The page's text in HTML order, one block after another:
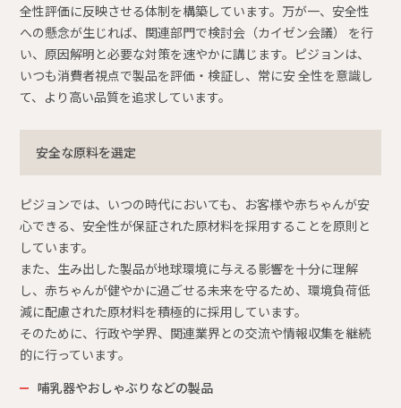
全性評価に反映させる体制を構築しています。万が一、安全性
への懸念が生じれば、関連部門で検討会（カイゼン会議） を行
い、原因解明と必要な対策を速やかに講じます。ピジョンは、
いつも消費者視点で製品を評価・検証し、常に安 全性を意識し
て、より高い品質を追求しています。
安全な原料を選定
ピジョンでは、いつの時代においても、お客様や赤ちゃんが安
心できる、安全性が保証された原材料を採用することを原則と
しています。
また、生み出した製品が地球環境に与える影響を十分に理解
し、赤ちゃんが健やかに過ごせる未来を守るため、環境負荷低
減に配慮された原材料を積極的に採用しています。
そのために、行政や学界、関連業界との交流や情報収集を継続
的に行っています。
哺乳器やおしゃぶりなどの製品